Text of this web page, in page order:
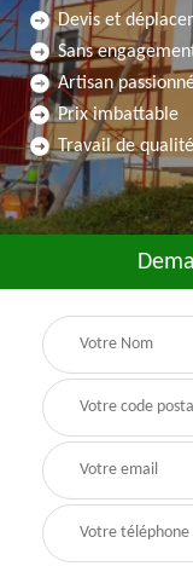
Devis et
Sans
Artisan
Prix imbattable
Travail de qualité